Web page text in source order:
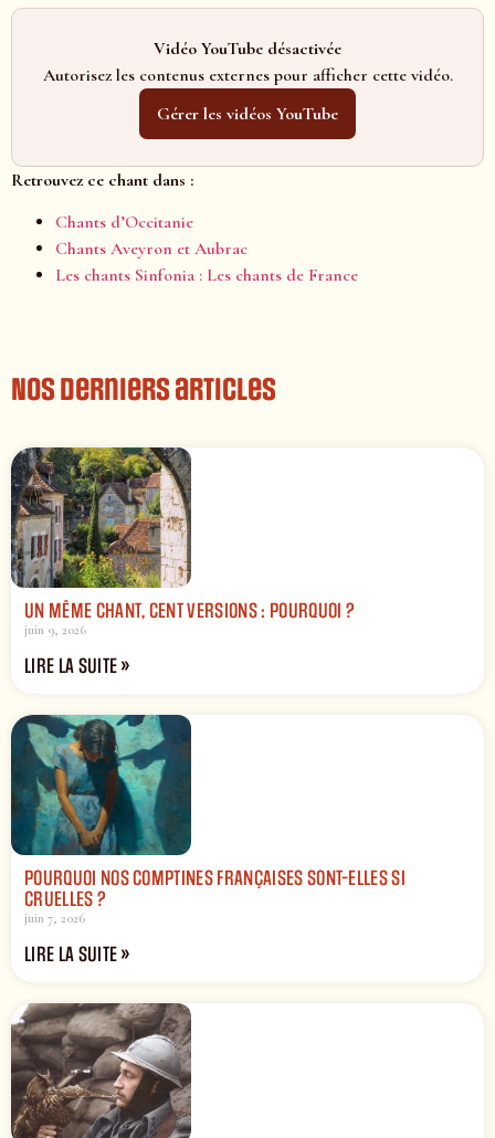
Vidéo YouTube désactivée
Autorisez les contenus externes pour afficher cette vidéo.
Gérer les vidéos YouTube
Retrouvez ce chant dans :
Chants d’Occitanie
Chants Aveyron et Aubrac
Les chants Sinfonia : Les chants de France
Nos derniers articles
UN MÊME CHANT, CENT VERSIONS : POURQUOI ?
juin 9, 2026
LIRE LA SUITE »
POURQUOI NOS COMPTINES FRANÇAISES SONT-ELLES SI
CRUELLES ?
juin 7, 2026
LIRE LA SUITE »